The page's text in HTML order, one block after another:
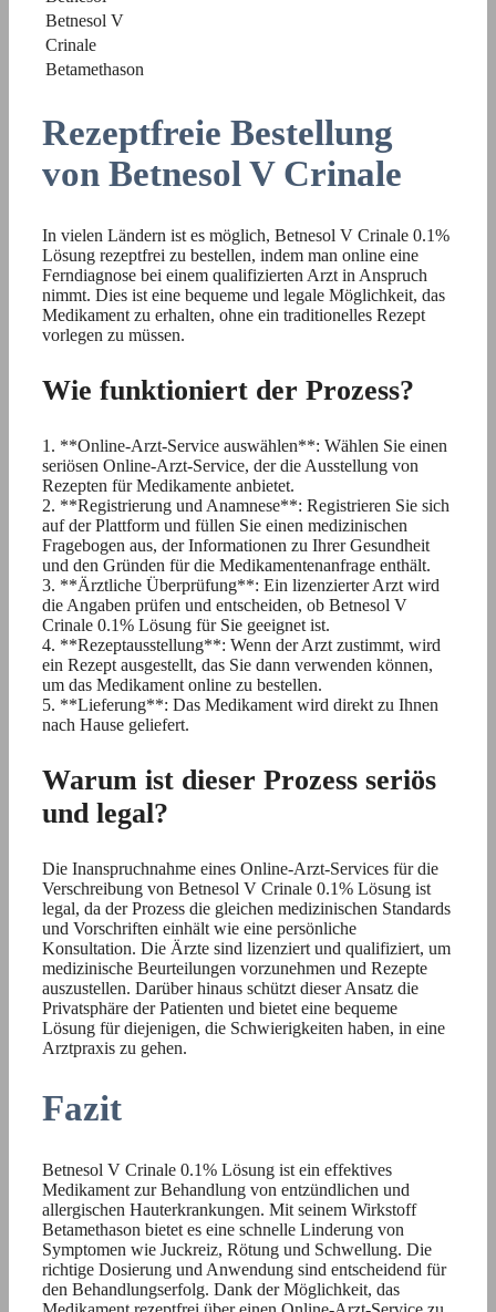
Betnesol V
Crinale
Betamethason
Rezeptfreie Bestellung
von Betnesol V Crinale
In vielen Ländern ist es möglich, Betnesol V Crinale 0.1%
Lösung rezeptfrei zu bestellen, indem man online eine
Ferndiagnose bei einem qualifizierten Arzt in Anspruch
nimmt. Dies ist eine bequeme und legale Möglichkeit, das
Medikament zu erhalten, ohne ein traditionelles Rezept
vorlegen zu müssen.
Wie funktioniert der Prozess?
1. **Online-Arzt-Service auswählen**: Wählen Sie einen
seriösen Online-Arzt-Service, der die Ausstellung von
Rezepten für Medikamente anbietet.
2. **Registrierung und Anamnese**: Registrieren Sie sich
auf der Plattform und füllen Sie einen medizinischen
Fragebogen aus, der Informationen zu Ihrer Gesundheit
und den Gründen für die Medikamentenanfrage enthält.
3. **Ärztliche Überprüfung**: Ein lizenzierter Arzt wird
die Angaben prüfen und entscheiden, ob Betnesol V
Crinale 0.1% Lösung für Sie geeignet ist.
4. **Rezeptausstellung**: Wenn der Arzt zustimmt, wird
ein Rezept ausgestellt, das Sie dann verwenden können,
um das Medikament online zu bestellen.
5. **Lieferung**: Das Medikament wird direkt zu Ihnen
nach Hause geliefert.
Warum ist dieser Prozess seriös
und legal?
Die Inanspruchnahme eines Online-Arzt-Services für die
Verschreibung von Betnesol V Crinale 0.1% Lösung ist
legal, da der Prozess die gleichen medizinischen Standards
und Vorschriften einhält wie eine persönliche
Konsultation. Die Ärzte sind lizenziert und qualifiziert, um
medizinische Beurteilungen vorzunehmen und Rezepte
auszustellen. Darüber hinaus schützt dieser Ansatz die
Privatsphäre der Patienten und bietet eine bequeme
Lösung für diejenigen, die Schwierigkeiten haben, in eine
Arztpraxis zu gehen.
Fazit
Betnesol V Crinale 0.1% Lösung ist ein effektives
Medikament zur Behandlung von entzündlichen und
allergischen Hauterkrankungen. Mit seinem Wirkstoff
Betamethason bietet es eine schnelle Linderung von
Symptomen wie Juckreiz, Rötung und Schwellung. Die
richtige Dosierung und Anwendung sind entscheidend für
den Behandlungserfolg. Dank der Möglichkeit, das